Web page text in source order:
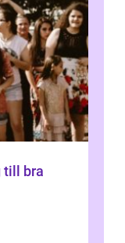
till bra